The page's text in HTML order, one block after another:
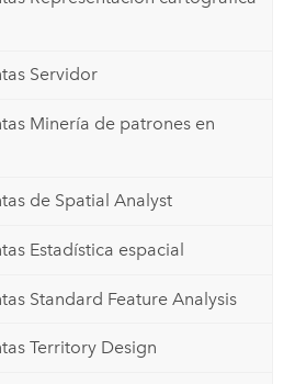
Servidor
Minería de patrones en
de Spatial Analyst
Estadística espacial
Standard Feature Analysis
Territory Design